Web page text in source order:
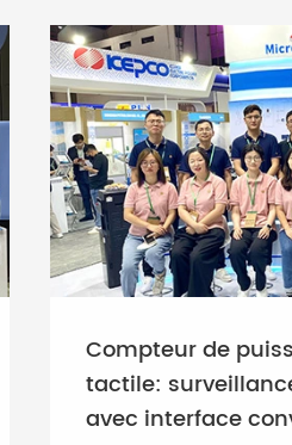
Compteur de
tactile:
avec interface